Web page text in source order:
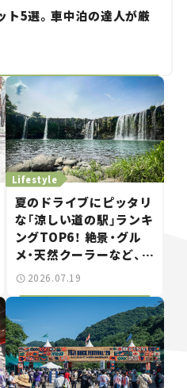
ト5選。車中泊の達人が厳
Lifestyle
夏のドライブにピッタリ
な「涼しい道の駅」ランキ
ングTOP6！ 絶景・グル
メ・天然クーラーなど、避
暑におすすめのスポット
推し駅ガイド】vol.15
2026.07.19